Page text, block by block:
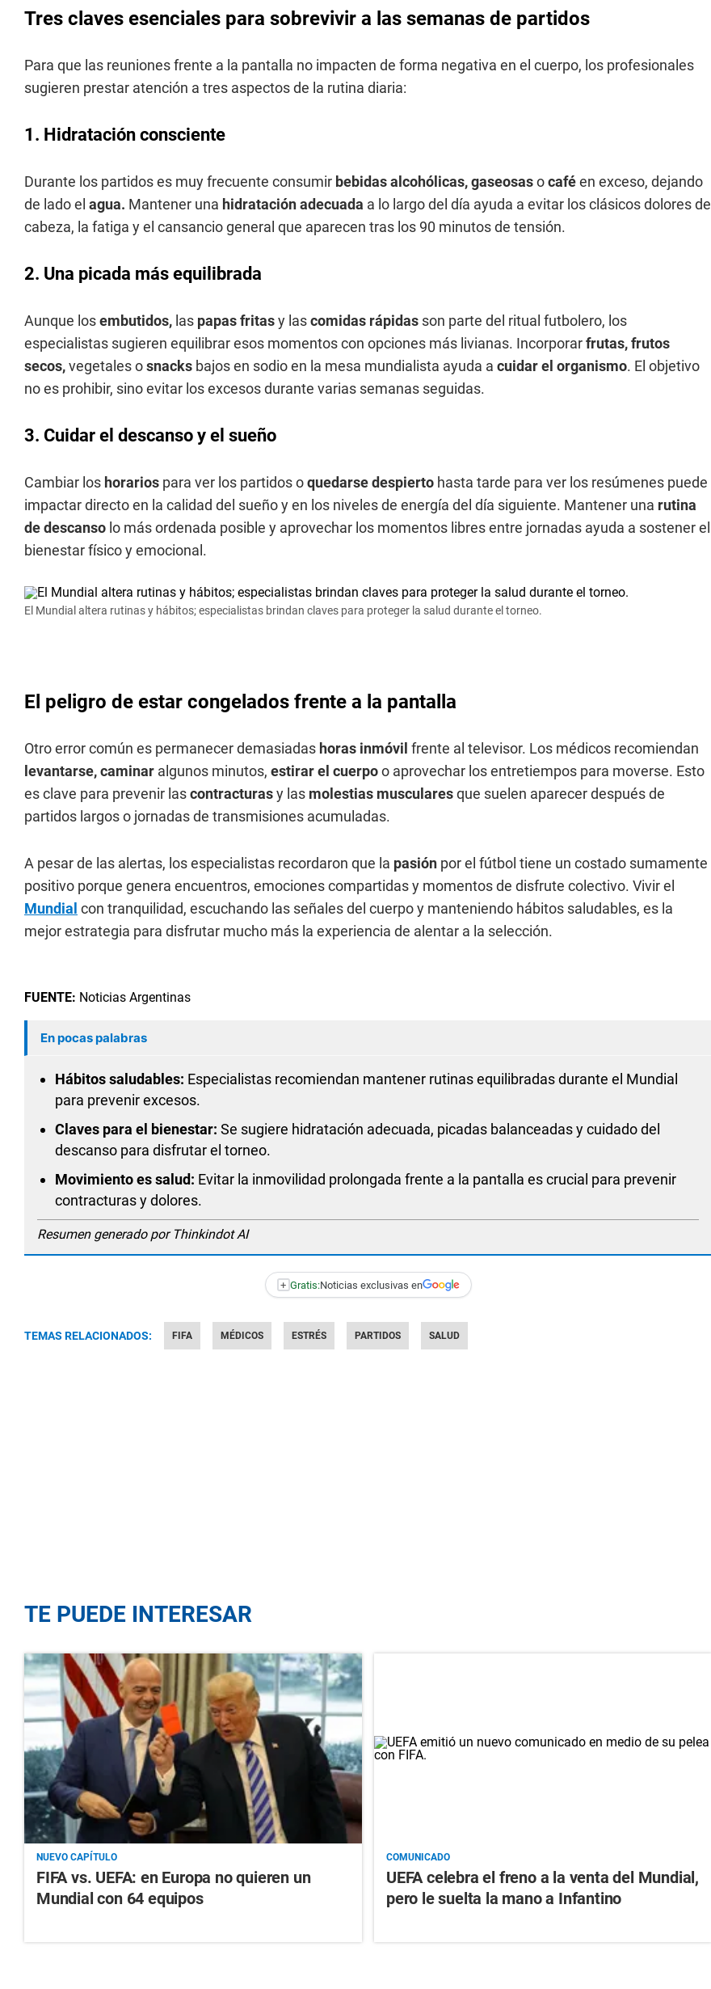
Tres claves esenciales para sobrevivir a las semanas de partidos
Para que las reuniones frente a la pantalla no impacten de forma negativa en el cuerpo, los profesionales
sugieren prestar atención a tres aspectos de la rutina diaria:
1. Hidratación consciente
Durante los partidos es muy frecuente consumir bebidas alcohólicas, gaseosasocaféen exceso, dejando
de lado el agua. Mantener una hidratación adecuada a lo largo del día ayuda a evitar los clásicos dolores de
cabeza, la fatiga y el cansancio general que aparecen tras los 90 minutos de tensión.
2. Una picada más equilibrada
Aunque losembutidos, las papas fritasy lascomidas rápidas son parte del ritual futbolero, los
especialistas sugieren equilibrar esos momentos con opciones más livianas. Incorporarfrutas, frutos
secos,vegetales osnacks bajos en sodio en la mesa mundialista ayuda a cuidar el organismo. El objetivo
no es prohibir, sino evitar los excesos durante varias semanas seguidas.
3. Cuidar el descanso y el sueño
Cambiar los horarios para ver los partidos oquedarse despierto hasta tarde para ver los resúmenes puede
impactar directo en la calidad del sueño y en los niveles de energía del día siguiente. Mantener una rutina
de descanso lo más ordenada posible y aprovechar los momentos libres entre jornadas ayuda a sostener el
bienestar físico y emocional.
El Mundial altera rutinas y hábitos; especialistas brindan claves para proteger la salud durante el torneo.
El peligro de estar congelados frente a la pantalla
Otro error común es permanecer demasiadas horas inmóvil frente al televisor. Los médicos recomiendan
levantarse, caminar algunos minutos, estirarel cuerpoo aprovechar los entretiempos para moverse. Esto
es clave para prevenir lascontracturasy las molestias muscularesque suelen aparecer después de
partidos largos o jornadas de transmisiones acumuladas.
A pesar de las alertas, los especialistas recordaron que la pasión por el fútbol tiene un costado sumamente
positivo porque genera encuentros, emociones compartidas y momentos de disfrute colectivo. Vivir el
Mundial con tranquilidad, escuchando las señales del cuerpo y manteniendo hábitos saludables, es la
mejor estrategia para disfrutar mucho más la experiencia de alentar a la selección.
FUENTE: Noticias Argentinas
En pocas palabras
Hábitos saludables: Especialistas recomiendan mantener rutinas equilibradas durante el Mundial
para prevenir excesos.
Claves para el bienestar: Se sugiere hidratación adecuada, picadas balanceadas y cuidado del
descanso para disfrutar el torneo.
Movimiento es salud: Evitar la inmovilidad prolongada frente a la pantalla es crucial para prevenir
contracturas y dolores.
Resumen generado por Thinkindot AI
+ Gratis:Noticias exclusivas en
TEMAS RELACIONADOS: FIFA MÉDICOS ESTRÉS PARTIDOS SALUD
TE PUEDE INTERESAR
NUEVO CAPÍTULO
FIFA vs. UEFA: en Europa no quieren un
Mundial con 64 equipos
COMUNICADO
UEFA celebra el freno a la venta del Mundial,
pero le suelta la mano a Infantino